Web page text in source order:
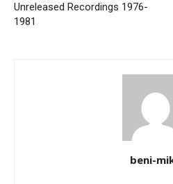
Unreleased Recordings 1976-
1981
beni-